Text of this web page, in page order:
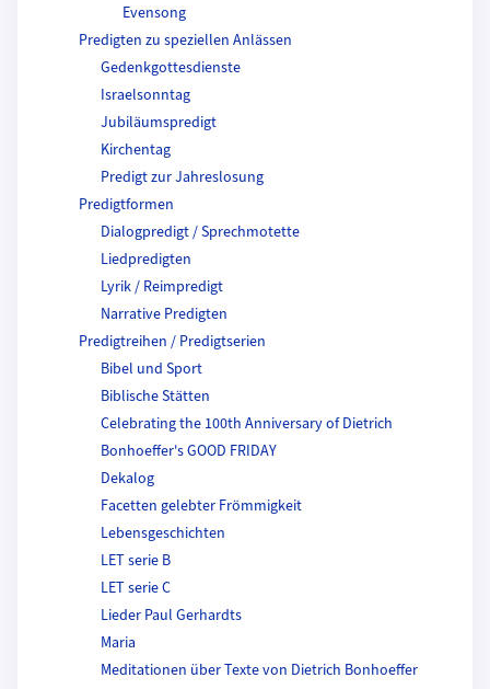
Evensong
Predigten zu speziellen Anlässen
Gedenkgottesdienste
Israelsonntag
Jubiläumspredigt
Kirchentag
Predigt zur Jahreslosung
Predigtformen
Dialogpredigt / Sprechmotette
Liedpredigten
Lyrik / Reimpredigt
Narrative Predigten
Predigtreihen / Predigtserien
Bibel und Sport
Biblische Stätten
Celebrating the 100th Anniversary of Dietrich
Bonhoeffer's GOOD FRIDAY
Dekalog
Facetten gelebter Frömmigkeit
Lebensgeschichten
LET serie B
LET serie C
Lieder Paul Gerhardts
Maria
Meditationen über Texte von Dietrich Bonhoeffer